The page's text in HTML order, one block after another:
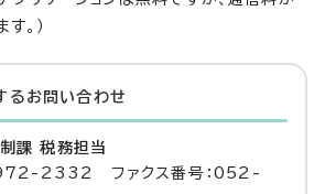
。）
る お問い合わせ
課 税務担当
2332 ファクス番号：052-